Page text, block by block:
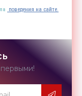
поведения на сайте.